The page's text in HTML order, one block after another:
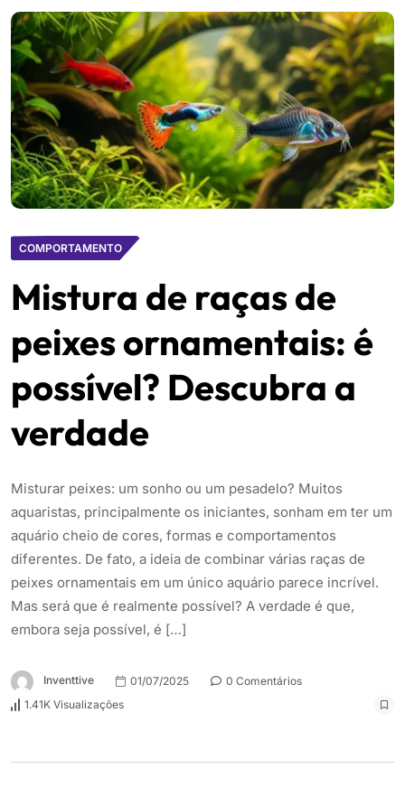
COMPORTAMENTO
Mistura de raças de
peixes ornamentais: é
possível? Descubra a
verdade
Misturar peixes: um sonho ou um pesadelo? Muitos
aquaristas, principalmente os iniciantes, sonham em ter um
aquário cheio de cores, formas e comportamentos
diferentes. De fato, a ideia de combinar várias raças de
peixes ornamentais em um único aquário parece incrível.
Mas será que é realmente possível? A verdade é que,
embora seja possível, é […]
Inventtive 01/07/2025
0 Comentários
1.41K Visualizações